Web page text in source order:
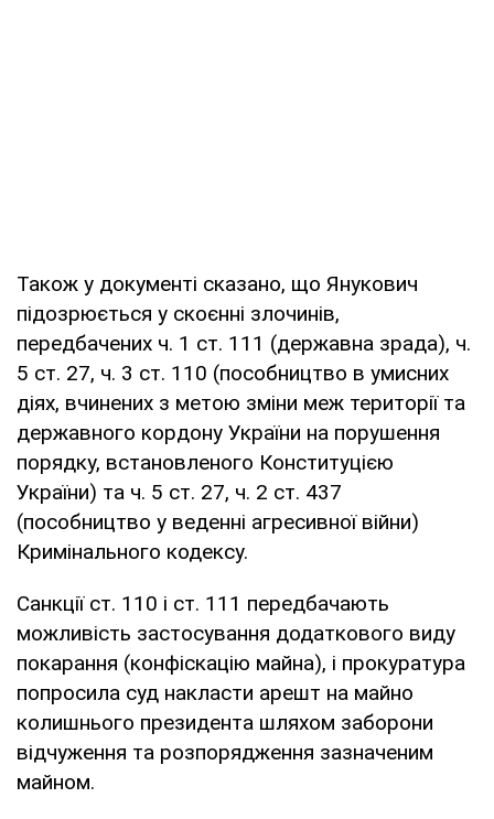
Також у документі сказано, що Янукович
підозрюється у скоєнні злочинів,
передбачених ч. 1 ст. 111 (державна зрада), ч.
5 ст. 27, ч. 3 ст. 110 (пособництво в умисних
діях, вчинених з метою зміни меж території та
державного кордону України на порушення
порядку, встановленого Конституцією
України) та ч. 5 ст. 27, ч. 2 ст. 437
(пособництво у веденні агресивної війни)
Кримінального кодексу.
Санкції ст. 110 і ст. 111 передбачають
можливість застосування додаткового виду
покарання (конфіскацію майна), і прокуратура
попросила суд накласти арешт на майно
колишнього президента шляхом заборони
відчуження та розпорядження зазначеним
майном.